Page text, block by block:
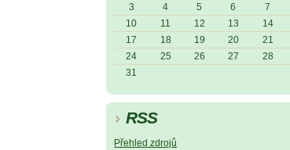
3
4 5 6 7
10
11 12 13 14
17
18 19 20 21
24
25 26 27 28
31
RSS
Přehled zdrojů